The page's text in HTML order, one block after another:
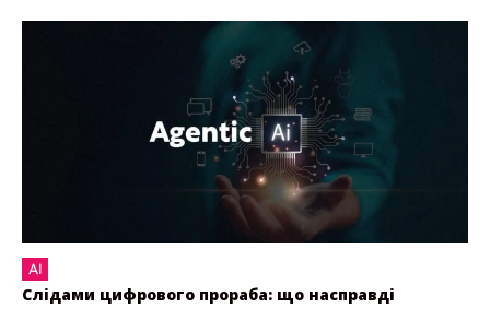
AI
Слідами цифрового прораба: що насправді